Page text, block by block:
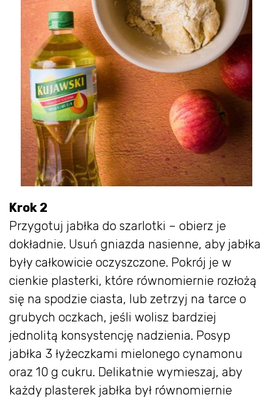
Krok 2
Przygotuj jabłka do szarlotki – obierz je
dokładnie. Usuń gniazda nasienne, aby jabłka
były całkowicie oczyszczone. Pokrój je w
cienkie plasterki, które równomiernie rozłożą
się na spodzie ciasta, lub zetrzyj na tarce o
grubych oczkach, jeśli wolisz bardziej
jednolitą konsystencję nadzienia. Posyp
jabłka 3 łyżeczkami mielonego cynamonu
oraz 10 g cukru. Delikatnie wymieszaj, aby
każdy plasterek jabłka był równomiernie